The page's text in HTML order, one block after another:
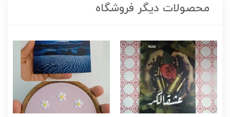
محصولات دیگر فروشگاه